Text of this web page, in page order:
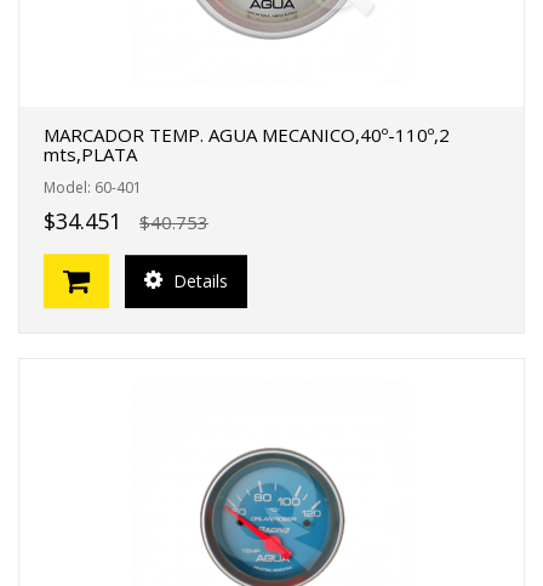
MARCADOR TEMP. AGUA MECANICO,40º-110º,2
mts,PLATA
Model: 60-401
$34.451 $40.753
Details